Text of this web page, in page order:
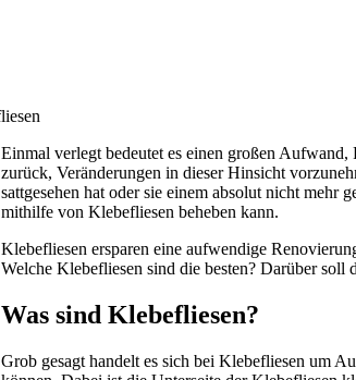
Einmal verlegt bedeutet es einen großen
zurück, Veränderungen in dieser Hinsicht
sattgesehen hat oder sie einem absolut nicht mehr
mithilfe von Klebefliesen beheben kann.
Klebefliesen ersparen eine aufwendige
Welche Klebefliesen sind die besten? Darüber
Was sind Klebefliesen?
Grob gesagt handelt es sich bei Klebefliesen um